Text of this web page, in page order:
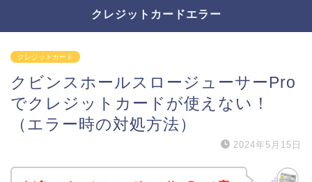
クレジットカードエラー
クレジットカード
クビンスホールスロージューサーPro
でクレジットカードが使えない！
（エラー時の対処方法）
2024年5月15日